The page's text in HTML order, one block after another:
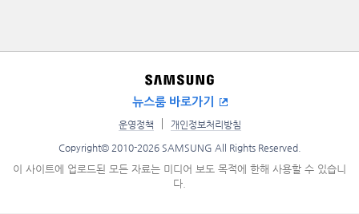
뉴스룸 바로가기
운영정책 개인정보처리방침
Copyright© 2010-2026 SAMSUNG All Rights Reserved.
이 사이트에 업로드된 모든 자료는 미디어 보도 목적에 한해 사용할 수 있습니
다.